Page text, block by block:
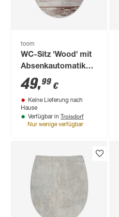
toom
WC-Sitz 'Wood' mit
Absenkautomatik
Holzkern
49,99 €
Keine Lieferung nach
Hause
Verfügbar in Troisdorf
Nur wenige verfügbar